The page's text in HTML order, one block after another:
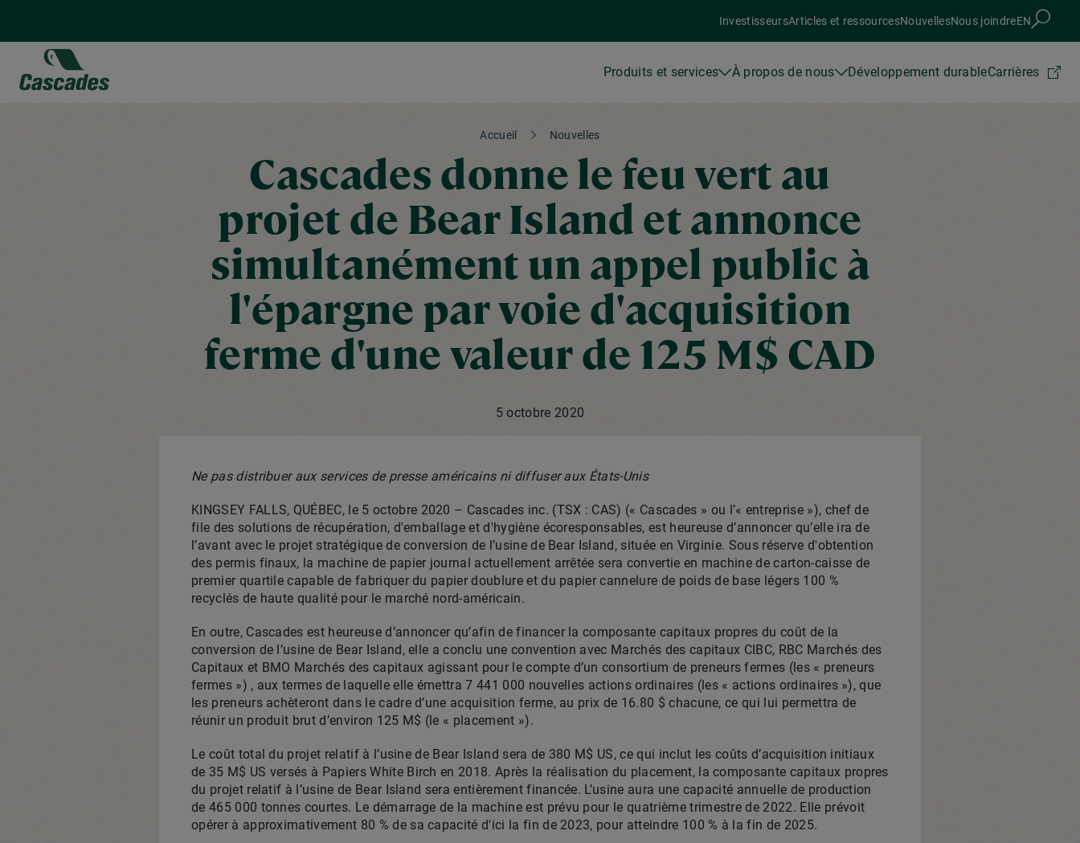
contenu
principal
InvestisseursArticles et ressourcesNouvellesNous joindreEN
Produits et services À propos de nous Développement durableCarrières
Accueil Nouvelles
Cascades donne le feu vert au
projet de Bear Island et annonce
simultanément un appel public à
l'épargne par voie d'acquisition
ferme d'une valeur de 125 M$ CAD
5 octobre 2020
Ne pas distribuer aux services de presse américains ni diffuser aux États-Unis
KINGSEY FALLS, QUÉBEC, le 5 octobre 2020 – Cascades inc. (TSX : CAS) (« Cascades » ou l’« entreprise »), chef de
file des solutions de récupération, d'emballage et d'hygiène écoresponsables, est heureuse d’annoncer qu’elle ira de
l’avant avec le projet stratégique de conversion de l’usine de Bear Island, située en Virginie. Sous réserve d'obtention
des permis finaux, la machine de papier journal actuellement arrêtée sera convertie en machine de carton-caisse de
premier quartile capable de fabriquer du papier doublure et du papier cannelure de poids de base légers 100 %
recyclés de haute qualité pour le marché nord-américain.
En outre, Cascades est heureuse d’annoncer qu’afin de financer la composante capitaux propres du coût de la
conversion de l’usine de Bear Island, elle a conclu une convention avec Marchés des capitaux CIBC, RBC Marchés des
Capitaux et BMO Marchés des capitaux agissant pour le compte d’un consortium de preneurs fermes (les « preneurs
fermes ») , aux termes de laquelle elle émettra 7 441 000 nouvelles actions ordinaires (les « actions ordinaires »), que
les preneurs achèteront dans le cadre d’une acquisition ferme, au prix de 16.80 $ chacune, ce qui lui permettra de
réunir un produit brut d’environ 125 M$ (le « placement »).
Le coût total du projet relatif à l’usine de Bear Island sera de 380 M$ US, ce qui inclut les coûts d’acquisition initiaux
de 35 M$ US versés à Papiers White Birch en 2018. Après la réalisation du placement, la composante capitaux propres
du projet relatif à l’usine de Bear Island sera entièrement financée. L’usine aura une capacité annuelle de production
de 465 000 tonnes courtes. Le démarrage de la machine est prévu pour le quatrième trimestre de 2022. Elle prévoit
opérer à approximativement 80 % de sa capacité d'ici la fin de 2023, pour atteindre 100 % à la fin de 2025.